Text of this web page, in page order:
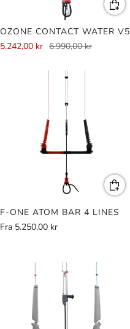
OZONE CONTACT WATER V5
5.242,00 kr 6.990,00 kr
F-ONE ATOM BAR 4 LINES
Fra 5.250,00 kr